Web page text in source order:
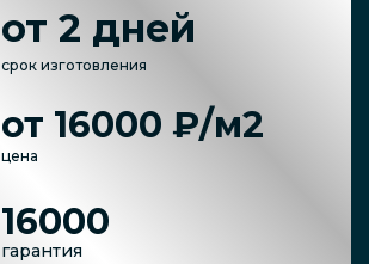
от 2 дней
срок изготовления
от 16000 ₽/м2
цена
16000
гарантия